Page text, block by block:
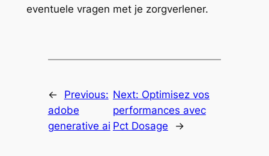
eventuele vragen met je zorgverlener.
←
Previous:
adobe
generative ai
Next: Optimisez vos
performances avec
Pct Dosage
→